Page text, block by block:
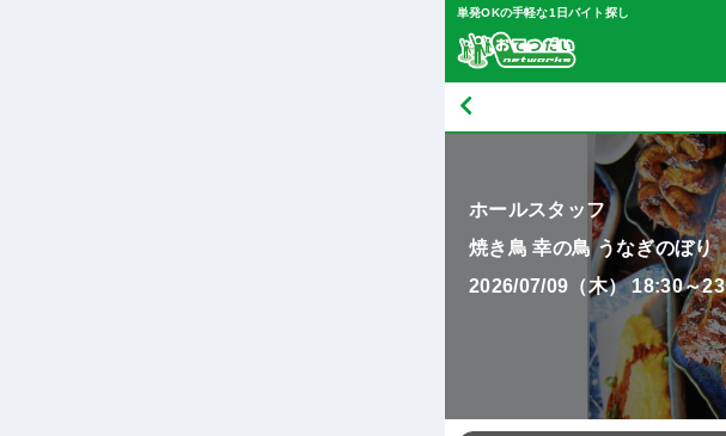
単発OKの手軽な1日バイト探し
ホールスタッフ
焼き鳥 幸の鳥 うなぎのぼり
2026/07/09（木） 18:30～